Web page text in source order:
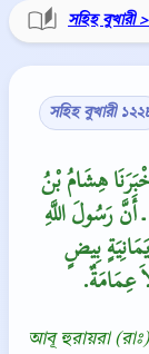
সহিহ বুখারী >
সহিহ বুখারী
هِشَامُ بْنُ
رَسُولَ اللَّهِ
بِيضٍ
عِمَامَةٌ‏.‏
আবূ হুরায়রা (রাঃ)